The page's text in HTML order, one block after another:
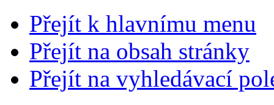
Přejít k hlavnímu menu
Přejít na obsah stránky
Přejít na vyhledávací